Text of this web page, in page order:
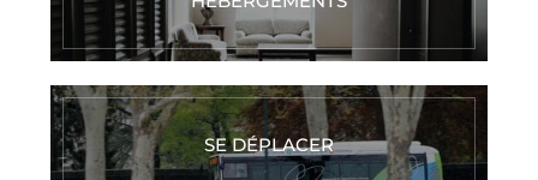
HÉBERGEMENTS
SE DÉPLACER